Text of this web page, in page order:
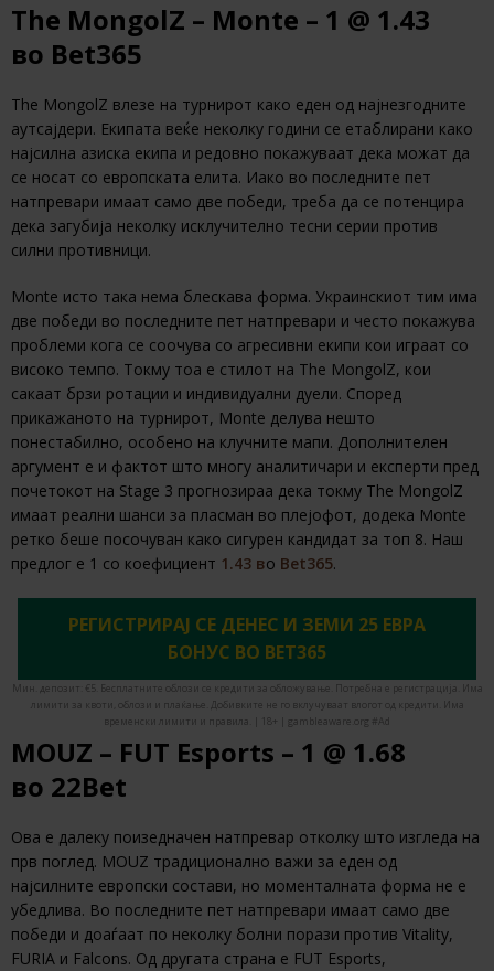
The MongolZ – Monte – 1 @ 1.43
во Bet365
The MongolZ влезе на турнирот како еден од најнезгодните
аутсајдери. Екипата веќе неколку години се етаблирани како
најсилна азиска екипа и редовно покажуваат дека можат да
се носат со европската елита. Иако во последните пет
натпревари имаат само две победи, треба да се потенцира
дека загубија неколку исклучително тесни серии против
силни противници.
Monte исто така нема блескава форма. Украинскиот тим има
две победи во последните пет натпревари и често покажува
проблеми кога се соочува со агресивни екипи кои играат со
високо темпо. Токму тоа е стилот на The MongolZ, кои
сакаат брзи ротации и индивидуални дуели. Според
прикажаното на турнирот, Monte делува нешто
понестабилно, особено на клучните мапи. Дополнителен
аргумент е и фактот што многу аналитичари и експерти пред
почетокот на Stage 3 прогнозираа дека токму The MongolZ
имаат реални шанси за пласман во плејофот, додека Monte
ретко беше посочуван како сигурен кандидат за топ 8. Наш
предлог е 1 со коефициент 1.43 во Bet365.
РЕГИСТРИРАЈ СЕ ДЕНЕС И ЗЕМИ 25 ЕВРА
БОНУС ВО BET365
Мин. депозит: €5. Бесплатните облози се кредити за обложување. Потребна е регистрација. Има
лимити за квоти, облози и плаќање. Добивките не го вклучуваат влогот од кредити. Има
временски лимити и правила. | 18+ | gambleaware.org #Ad
MOUZ – FUT Esports – 1 @ 1.68
во 22Bet
Ова е далеку поизедначен натпревар отколку што изгледа на
прв поглед. MOUZ традиционално важи за еден од
најсилните европски состави, но моменталната форма не е
убедлива. Во последните пет натпревари имаат само две
победи и доаѓаат по неколку болни порази против Vitality,
FURIA и Falcons. Од другата страна е FUT Esports,